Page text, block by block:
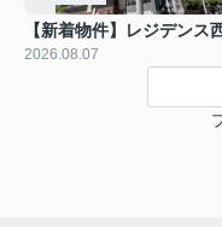
【新着物件】レジデンス
2026.08.07